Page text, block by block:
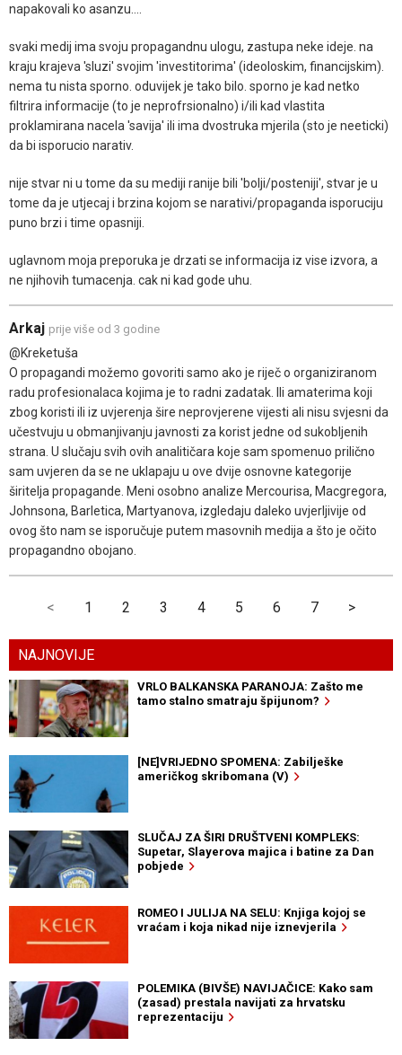
napakovali ko asanzu....
svaki medij ima svoju propagandnu ulogu, zastupa neke ideje. na
kraju krajeva 'sluzi' svojim 'investitorima' (ideoloskim, financijskim).
nema tu nista sporno. oduvijek je tako bilo. sporno je kad netko
filtrira informacije (to je neprofrsionalno) i/ili kad vlastita
proklamirana nacela 'savija' ili ima dvostruka mjerila (sto je neeticki)
da bi isporucio narativ.
nije stvar ni u tome da su mediji ranije bili 'bolji/posteniji', stvar je u
tome da je utjecaj i brzina kojom se narativi/propaganda isporuciju
puno brzi i time opasniji.
uglavnom moja preporuka je drzati se informacija iz vise izvora, a
ne njihovih tumacenja. cak ni kad gode uhu.
Arkaj prije više od 3 godine
@Kreketuša
O propagandi možemo govoriti samo ako je riječ o organiziranom
radu profesionalaca kojima je to radni zadatak. Ili amaterima koji
zbog koristi ili iz uvjerenja šire neprovjerene vijesti ali nisu svjesni da
učestvuju u obmanjivanju javnosti za korist jedne od sukobljenih
strana. U slučaju svih ovih analitičara koje sam spomenuo prilično
sam uvjeren da se ne uklapaju u ove dvije osnovne kategorije
širitelja propagande. Meni osobno analize Mercourisa, Macgregora,
Johnsona, Barletica, Martyanova, izgledaju daleko uvjerljivije od
ovog što nam se isporučuje putem masovnih medija a što je očito
propagandno obojano.
< 1 2 3 4 5 6 7 >
NAJNOVIJE
VRLO BALKANSKA PARANOJA: Zašto me
tamo stalno smatraju špijunom?
[NE]VRIJEDNO SPOMENA: Zabilješke
američkog skribomana (V)
SLUČAJ ZA ŠIRI DRUŠTVENI KOMPLEKS:
Supetar, Slayerova majica i batine za Dan
pobjede
ROMEO I JULIJA NA SELU: Knjiga kojoj se
vraćam i koja nikad nije iznevjerila
POLEMIKA (BIVŠE) NAVIJAČICE: Kako sam
(zasad) prestala navijati za hrvatsku
reprezentaciju